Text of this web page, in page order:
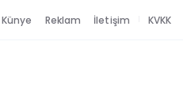
Künye Reklam İletişim KVKK